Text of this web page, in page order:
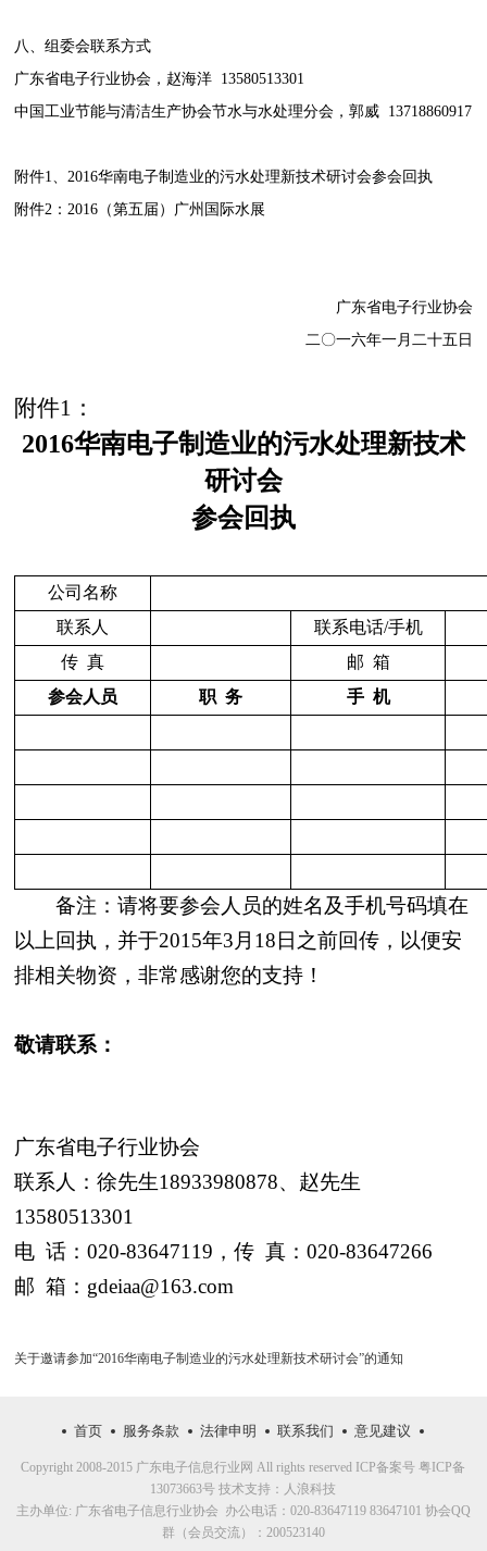
八、组委会联系方式
广东省电子行业协会，赵海洋 13580513301
中国工业节能与清洁生产协会节水与水处理分会，郭威 13718860917
附件1、2016华南电子制造业的污水处理新技术研讨会参会回执
附件2：2016（第五届）广州国际水展
广东省电子行业协会
二〇一六年一月二十五日
附件1 ：
2016华南电子制造业的污水处理新技术
研讨会
参会回执
公司名称
联系人
联系电话/手机
传 真 邮 箱
参会人员
职 务 手 机
备注： 请将要参会人员的姓名及手机号码填在
以上回执，并于2015年3 月 18日之前回传，以便安
排相关物资，非常感谢您的支持！
敬请联系：
广东省电子行业协会
联系人：徐先生18933980878、赵先生
13580513301
电 话：020-83647119 ，传 真：020-83647266
邮 箱： gdeiaa@163.com
关于邀请参加“2016华南电子制造业的污水处理新技术研讨会”的通知
首页 服务条款 法律申明 联系我们 意见建议
Copyright 2008-2015 广东电子信息行业网 All rights reserved ICP备案号 粤ICP备
13073663号 技术支持： 人浪科技
主办单位: 广东省电子信息行业协会 办公电话：020-83647119 83647101 协会QQ
群（会员交流）：200523140